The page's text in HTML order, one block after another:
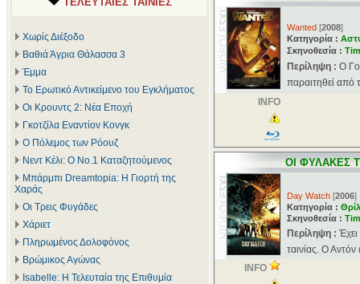
Χωρίς Διέξοδο
Βαθιά Άγρια Θάλασσα 3
Έμμα
Το Ερωτικό Αντικείμενο του Εγκλήματος
Οι Κρουντς 2: Νέα Εποχή
Γκοτζίλα Εναντίον Κονγκ
Ο Πόλεμος των Ρόουζ
Νεντ Κέλι: Ο Νο.1 Καταζητούμενος
Μπάρμπι Dreamtopia: Η Γιορτή της
Χαράς
Οι Τρεις Φυγάδες
Χάριετ
Πληρωμένος Δολοφόνος
Βρώμικος Αγώνας
Isabelle: Η Τελευταία της Επιθυμία
Wanted [2008]
Κατηγορία :
Σκηνοθεσία :
Περίληψη : Ο
παραιτηθεί από
INFO
ΟΙ ΦΥΛΑΚΕΣ
Day Watch [2006]
Κατηγορία :
Σκηνοθεσία :
Περίληψη :
ταινίας. Ο Αντόν
INFO